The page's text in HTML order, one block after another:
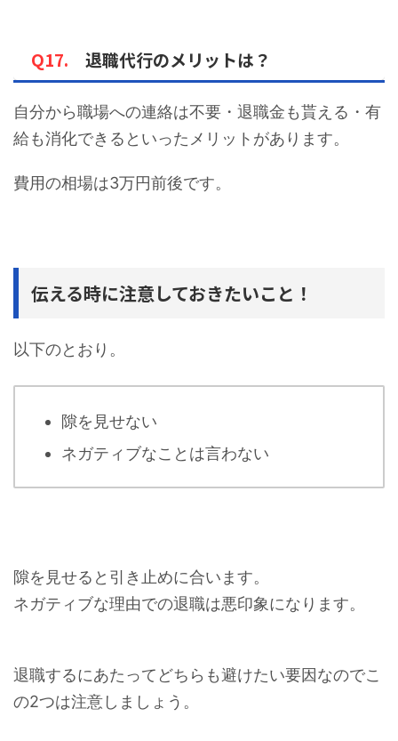
Q17. 退職代行のメリットは？
自分から職場への連絡は不要・退職金も貰える・有
給も消化できるといったメリットがあります。
費用の相場は3万円前後です。
伝える時に注意しておきたいこと！
以下のとおり。
隙を見せない
ネガティブなことは言わない
隙を見せると引き止めに合います。
ネガティブな理由での退職は悪印象になります。
退職するにあたってどちらも避けたい要因なのでこ
の2つは注意しましょう。